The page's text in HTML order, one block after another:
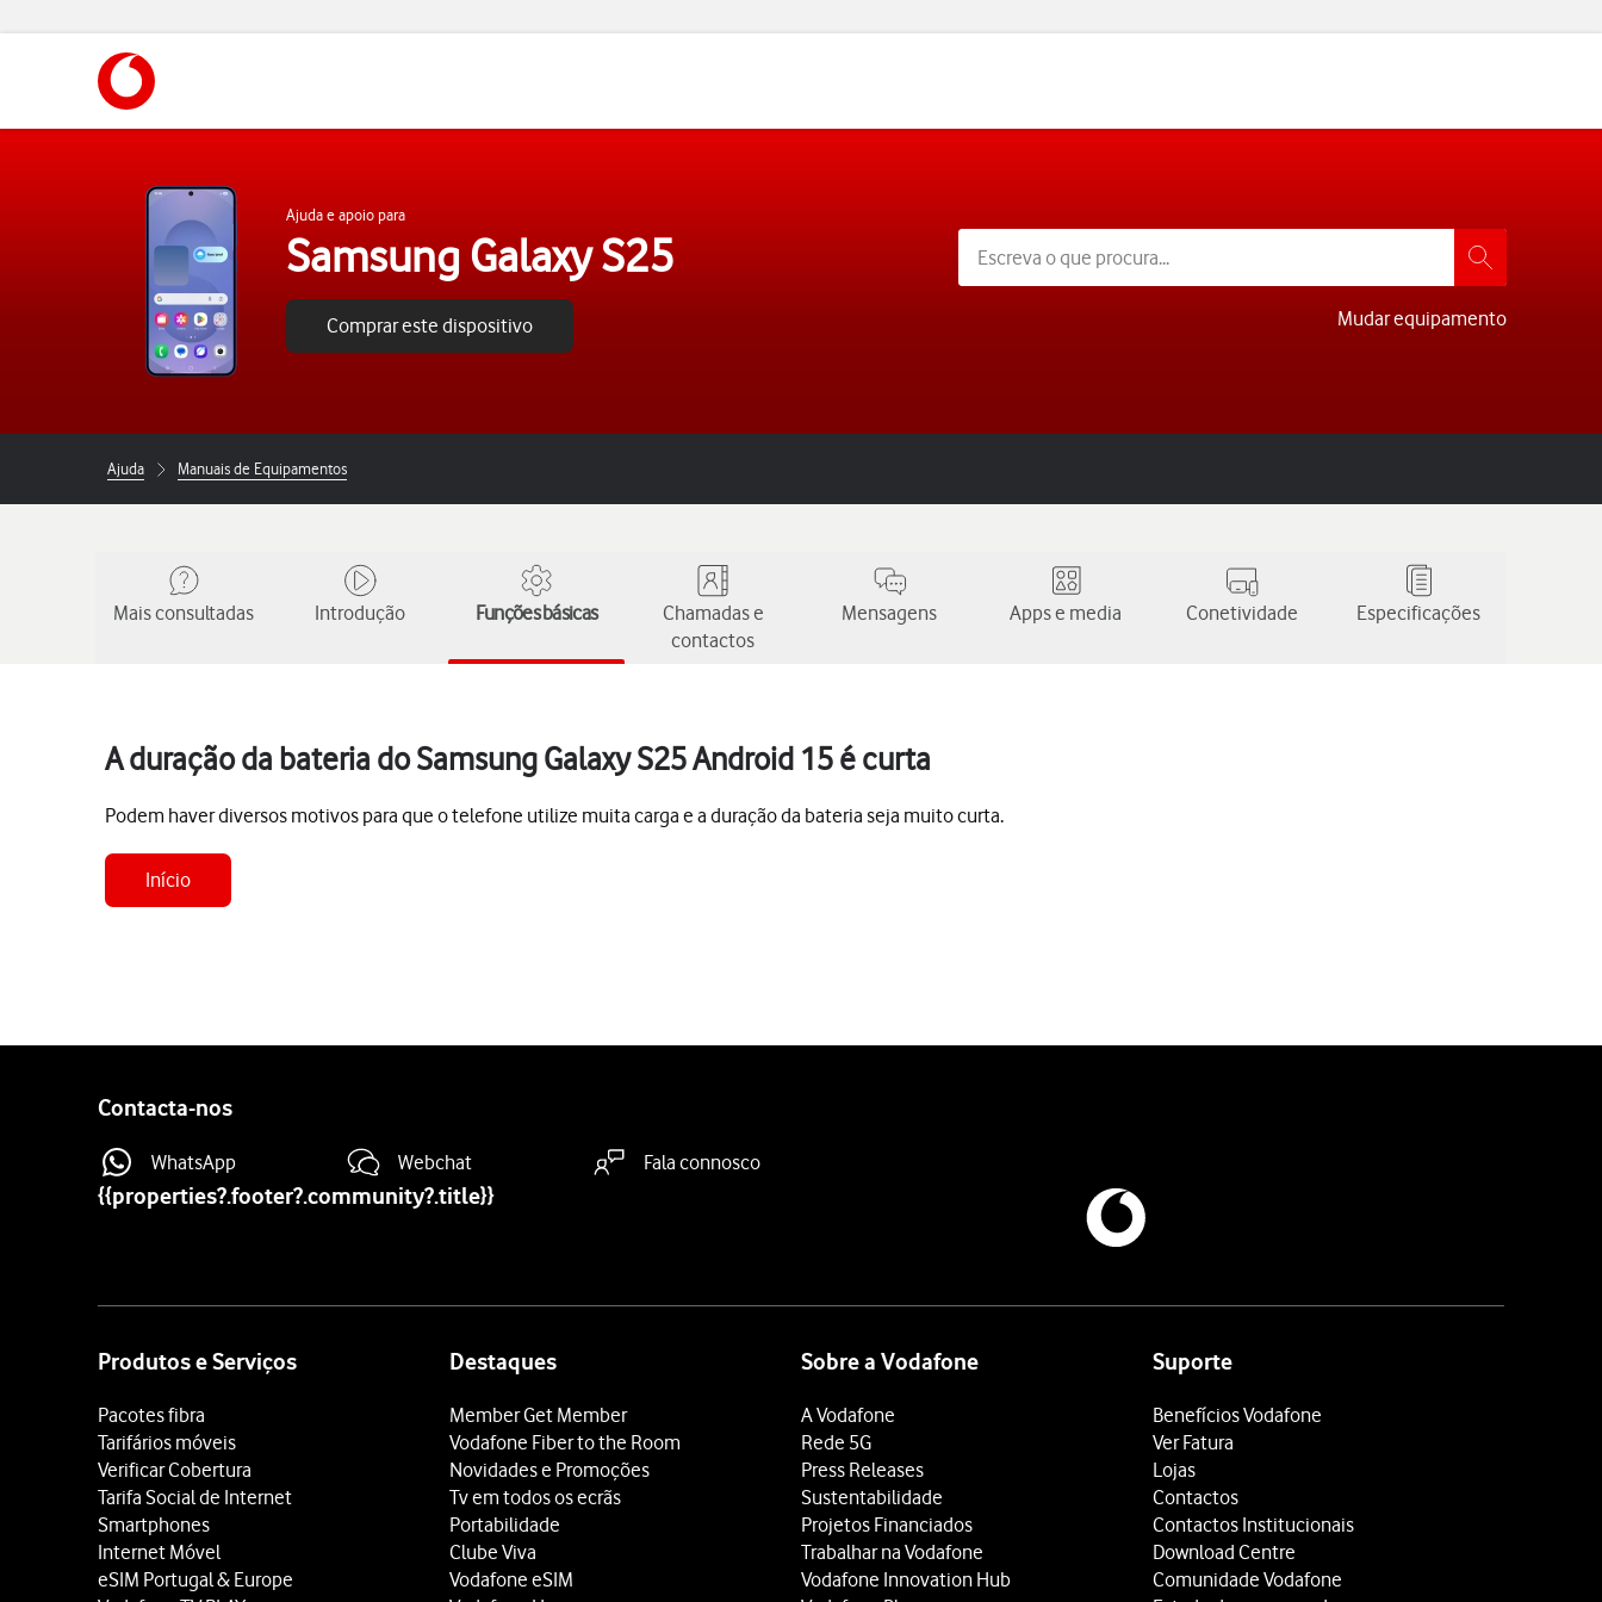
Ajuda e apoio para
Samsung Galaxy S25
Comprar este dispositivo Mudar equipamento
Ajuda Manuais de Equipamentos
Mais consultadas Introdução Funções básicas
Chamadas e
contactos
Mensagens Apps e media Conetividade Especificações
A duração da bateria do Samsung Galaxy S25 Android 15 é curta
Podem haver diversos motivos para que o telefone utilize muita carga e a duração da bateria seja muito curta.
Início
Contacta-nos
WhatsApp Webchat Fala connosco
{{properties?.footer?.community?.title}}
Produtos e Serviços
Pacotes fibra
Tarifários móveis
Verificar Cobertura
Tarifa Social de Internet
Smartphones
Internet Móvel
eSIM Portugal & Europe
Destaques
Member Get Member
Vodafone Fiber to the Room
Novidades e Promoções
Tv em todos os ecrãs
Portabilidade
Clube Viva
Vodafone eSIM
Sobre a Vodafone
A Vodafone
Rede 5G
Press Releases
Sustentabilidade
Projetos Financiados
Trabalhar na Vodafone
Vodafone Innovation Hub
Suporte
Benefícios Vodafone
Ver Fatura
Lojas
Contactos
Contactos Institucionais
Download Centre
Comunidade Vodafone